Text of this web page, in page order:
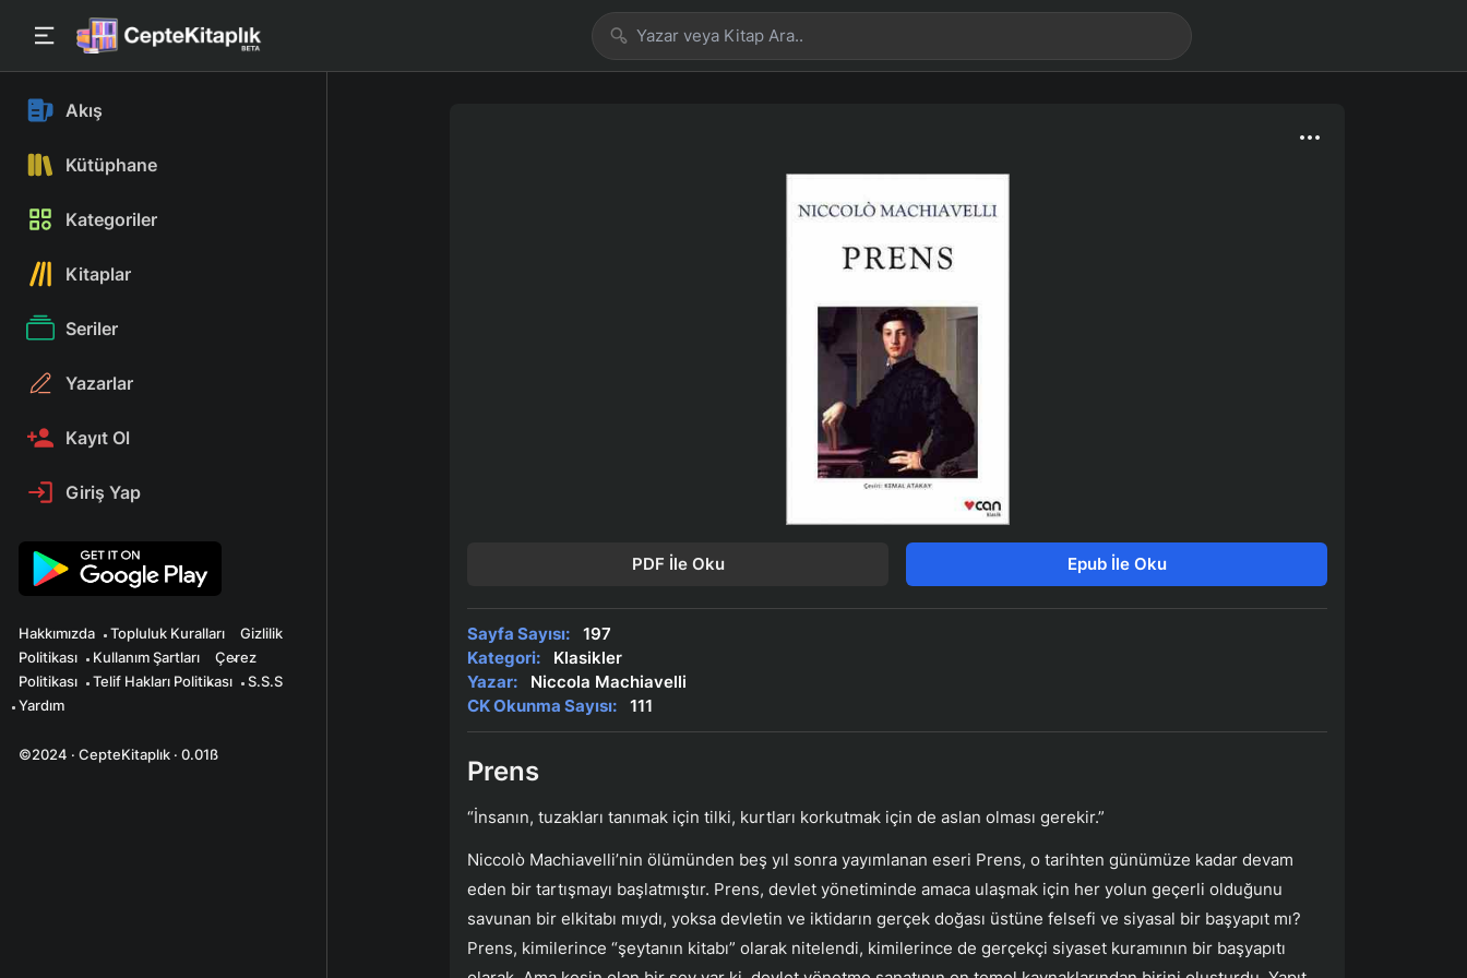
Akış
Kütüphane
Kategoriler
Kitaplar
Seriler
Yazarlar
Kayıt Ol
Giriş Yap
Hakkımızda Topluluk Kuralları
Gizlilik
Politikası
Kullanım Şartları
Çerez
Politikası
Telif Hakları Politikası
S.S.S
Yardım
©2024 · CepteKitaplık · 0.01ß
PDF İle Oku Epub İle Oku
Sayfa Sayısı:
197
Kategori:
Klasikler
Yazar:
Niccola Machiavelli
CK Okunma Sayısı:
111
Prens
“İnsanın, tuzakları tanımak için tilki, kurtları korkutmak için de aslan olması gerekir.”
Niccolò Machiavelli’nin ölümünden beş yıl sonra yayımlanan eseri Prens, o tarihten günümüze kadar devam
eden bir tartışmayı başlatmıştır. Prens, devlet yönetiminde amaca ulaşmak için her yolun geçerli olduğunu
savunan bir elkitabı mıydı, yoksa devletin ve iktidarın gerçek doğası üstüne felsefi ve siyasal bir başyapıt mı?
Prens, kimilerince “şeytanın kitabı” olarak nitelendi, kimilerince de gerçekçi siyaset kuramının bir başyapıtı